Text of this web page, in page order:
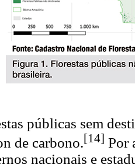
públicas sem
de carbono.[14] Por
nacionais e